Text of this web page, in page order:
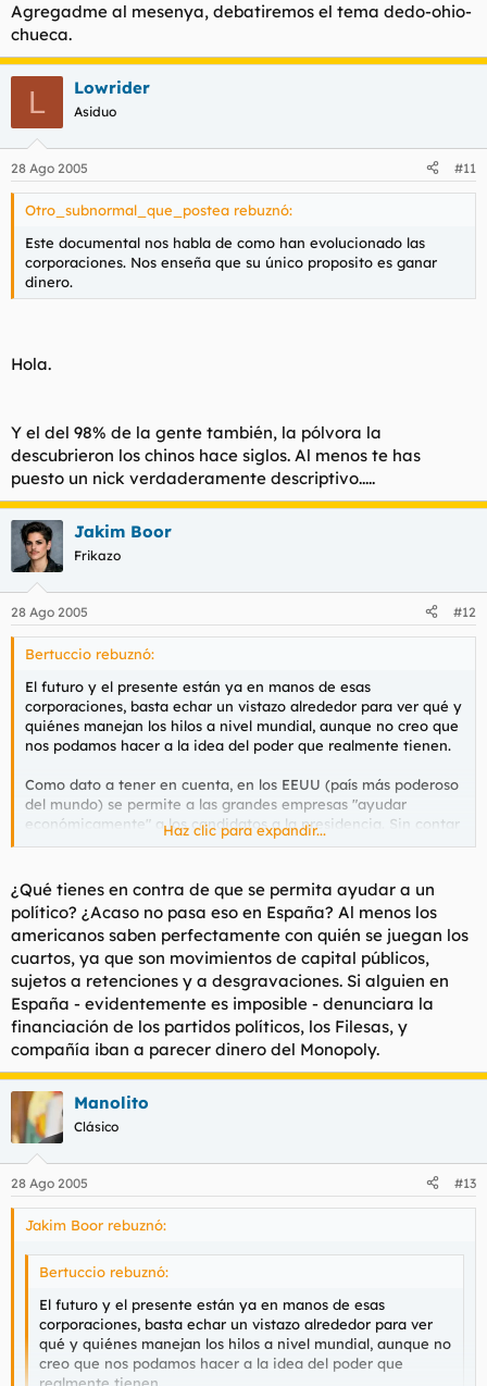
Agregadme al mesenya, debatiremos el tema dedo-ohio-
chueca.
L Lowrider
Asiduo
28 Ago 2005 #11
Otro_subnormal_que_postea rebuznó:
Este documental nos habla de como han evolucionado las
corporaciones. Nos enseña que su único proposito es ganar
dinero.
Hola.
Y el del 98% de la gente también, la pólvora la
descubrieron los chinos hace siglos. Al menos te has
puesto un nick verdaderamente descriptivo.....
Jakim Boor
Frikazo
28 Ago 2005 #12
Bertuccio rebuznó:
El futuro y el presente están ya en manos de esas
corporaciones, basta echar un vistazo alrededor para ver qué y
quiénes manejan los hilos a nivel mundial, aunque no creo que
nos podamos hacer a la idea del poder que realmente tienen.
Como dato a tener en cuenta, en los EEUU (país más poderoso
del mundo) se permite a las grandes empresas "ayudar
económicamente" a los candidatos a la presidencia. Sin contar
con la borreguez de la que hace gala Bush, ¿qué tiene que dar
presidente? obviamente eso no es gratis, y de momento ahí
tenemos los acuerdos de Kyoto, la guerra de Afganistan, de
Irak , etc, etc...
Algo más expuso Torbe en su articulo sobre los Gimderberger o
como se llamen.
Haz clic para expandir...
¿Qué tienes en contra de que se permita ayudar a un
político? ¿Acaso no pasa eso en España? Al menos los
americanos saben perfectamente con quién se juegan los
cuartos, ya que son movimientos de capital públicos,
sujetos a retenciones y a desgravaciones. Si alguien en
España - evidentemente es imposible - denunciara la
financiación de los partidos políticos, los Filesas, y
compañía iban a parecer dinero del Monopoly.
Manolito
Clásico
28 Ago 2005 #13
Jakim Boor rebuznó:
Bertuccio rebuznó:
El futuro y el presente están ya en manos de esas
corporaciones, basta echar un vistazo alrededor para ver
qué y quiénes manejan los hilos a nivel mundial, aunque no
creo que nos podamos hacer a la idea del poder que